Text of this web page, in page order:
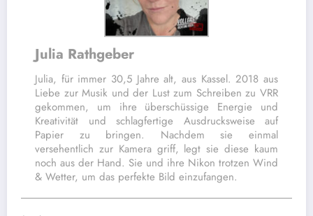
Julia Rathgeber
Julia, für immer 30,5 Jahre alt, aus Kassel. 2018 aus
Liebe zur Musik und der Lust zum Schreiben zu VRR
gekommen, um ihre überschüssige Energie und
Kreativität und schlagfertige Ausdrucksweise auf
Papier zu bringen. Nachdem sie einmal
versehentlich zur Kamera griff, legt sie diese kaum
noch aus der Hand. Sie und ihre Nikon trotzen Wind
& Wetter, um das perfekte Bild einzufangen.